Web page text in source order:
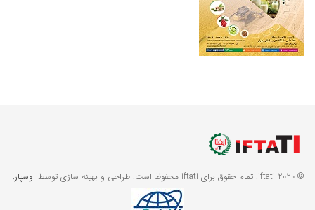
© 2020 iftati. تمام حقوق برای iftati محفوظ است. طراحی و بهینه سازی توسط اوسپار.